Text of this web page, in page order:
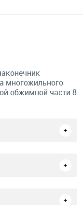
многожильного
обжимной части 8